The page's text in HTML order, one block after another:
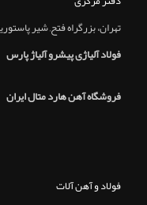
تهران، بزرگراه فتح, شير
فولاد آلیاژی پیشرو آلیاژ پارس
فروشگاه آهن هارد متال ایران
فولاد و آهن آلات